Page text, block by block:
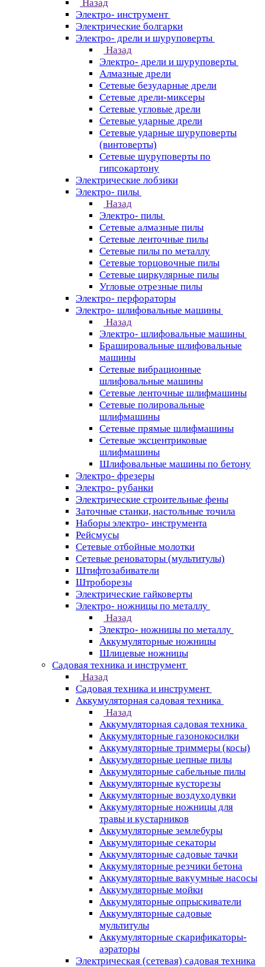
Назад
Электро- инструмент
Электрические болгарки
Электро- дрели и шуруповерты
Назад
Электро- дрели и шуруповерты
Алмазные дрели
Сетевые безударные дрели
Сетевые дрели-миксеры
Сетевые угловые дрели
Сетевые ударные дрели
Сетевые ударные шуруповерты
(винтоверты)
Сетевые шуруповерты по
гипсокартону
Электрические лобзики
Электро- пилы
Назад
Электро- пилы
Сетевые алмазные пилы
Сетевые ленточные пилы
Сетевые пилы по металлу
Сетевые торцовочные пилы
Сетевые циркулярные пилы
Угловые отрезные пилы
Электро- перфораторы
Электро- шлифовальные машины
Назад
Электро- шлифовальные машины
Брашировальные шлифовальные
машины
Сетевые вибрационные
шлифовальные машины
Сетевые ленточные шлифмашины
Сетевые полировальные
шлифмашины
Сетевые прямые шлифмашины
Сетевые эксцентриковые
шлифмашины
Шлифовальные машины по бетону
Электро- фрезеры
Электро- рубанки
Электрические строительные фены
Заточные станки, настольные точила
Наборы электро- инструмента
Рейсмусы
Сетевые отбойные молотки
Сетевые реноваторы (мультитулы)
Штифтозабиватели
Штроборезы
Электрические гайковерты
Электро- ножницы по металлу
Назад
Электро- ножницы по металлу
Аккумуляторные ножницы
Шлицевые ножницы
Cадовая техника и инструмент
Назад
Cадовая техника и инструмент
Аккумуляторная садовая техника
Назад
Аккумуляторная садовая техника
Аккумуляторные газонокосилки
Аккумуляторные триммеры (косы)
Аккумуляторные цепные пилы
Аккумуляторные сабельные пилы
Аккумуляторные кусторезы
Аккумуляторные воздуходувки
Аккумуляторные ножницы для
травы и кустарников
Аккумуляторные землебуры
Аккумуляторные секаторы
Аккумуляторные садовые тачки
Аккумуляторные резчики бетона
Аккумуляторные вакуумные насосы
Аккумуляторные мойки
Аккумуляторные опрыскиватели
Аккумуляторные садовые
мультитулы
Аккумуляторные скарификаторы-
аэраторы
Электрическая (сетевая) садовая техника